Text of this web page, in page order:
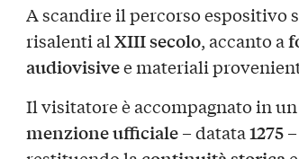
A scandire il percorso espositivo
risalenti alXIII secolo, accanto a
audiovisivee materiali
Il visitatore è accompagnato in
menzione ufficiale– datata1275–